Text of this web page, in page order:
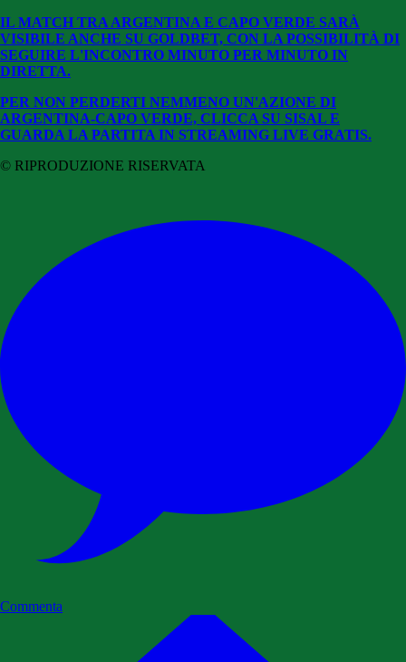
IL MATCH TRA ARGENTINA E CAPO VERDE SARÀ
VISIBILE ANCHE SU GOLDBET, CON LA POSSIBILITÀ DI
SEGUIRE L'INCONTRO MINUTO PER MINUTO IN
DIRETTA.
PER NON PERDERTI NEMMENO UN'AZIONE DI
ARGENTINA-CAPO VERDE, CLICCA SU SISAL E
GUARDA LA PARTITA IN STREAMING LIVE GRATIS.
© RIPRODUZIONE RISERVATA
Commenta